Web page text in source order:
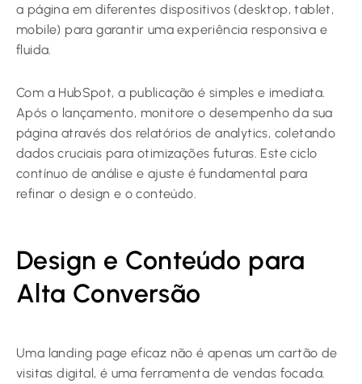
a página em diferentes dispositivos (desktop, tablet,
mobile) para garantir uma experiência responsiva e
fluida.
Com a HubSpot, a publicação é simples e imediata.
Após o lançamento, monitore o desempenho da sua
página através dos relatórios de analytics, coletando
dados cruciais para otimizações futuras. Este ciclo
contínuo de análise e ajuste é fundamental para
refinar o design e o conteúdo.
Design e Conteúdo para
Alta Conversão
Uma landing page eficaz não é apenas um cartão de
visitas digital, é uma ferramenta de vendas focada.